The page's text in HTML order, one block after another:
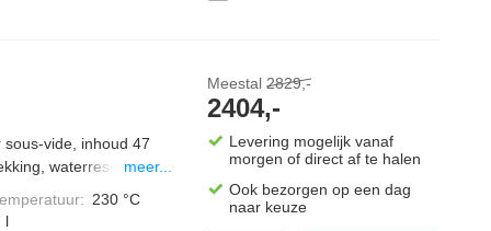
vide, inhoud 47
waterreservoirmeer...
: 230 °C
l
Meestal 2829,-
2404,-
Levering mogelijk vanaf
morgen of direct af te halen
Ook bezorgen op een dag
naar keuze